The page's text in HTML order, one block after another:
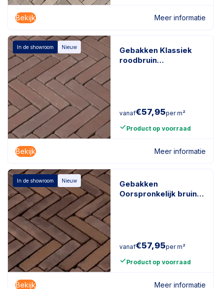
Bekijk Meer informatie
In de showroom Nieuw
Gebakken Klassiek
roodbruin
vanaf€57,95per m²
Product op voorraad
Bekijk Meer informatie
In de showroom Nieuw
Gebakken
Oorspronkelijk bruin
vanaf€57,95per m²
Product op voorraad
Bekijk Meer informatie